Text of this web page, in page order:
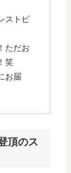
ストビ
ただお
笑
お届
頂のス